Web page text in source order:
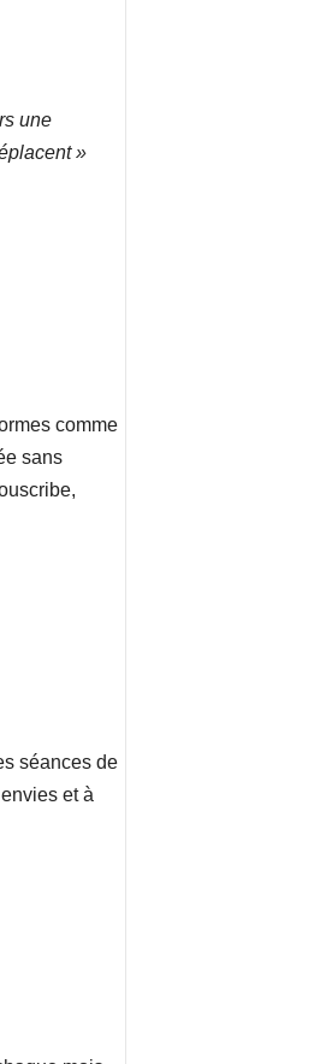
une
»
comme
sans
séances de
et à